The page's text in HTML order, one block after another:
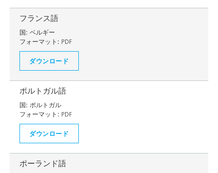
フランス語
国: ベルギー
フォーマット: PDF
ダウンロード
ポルトガル語
国: ポルトガル
フォーマット: PDF
ダウンロード
ポーランド語